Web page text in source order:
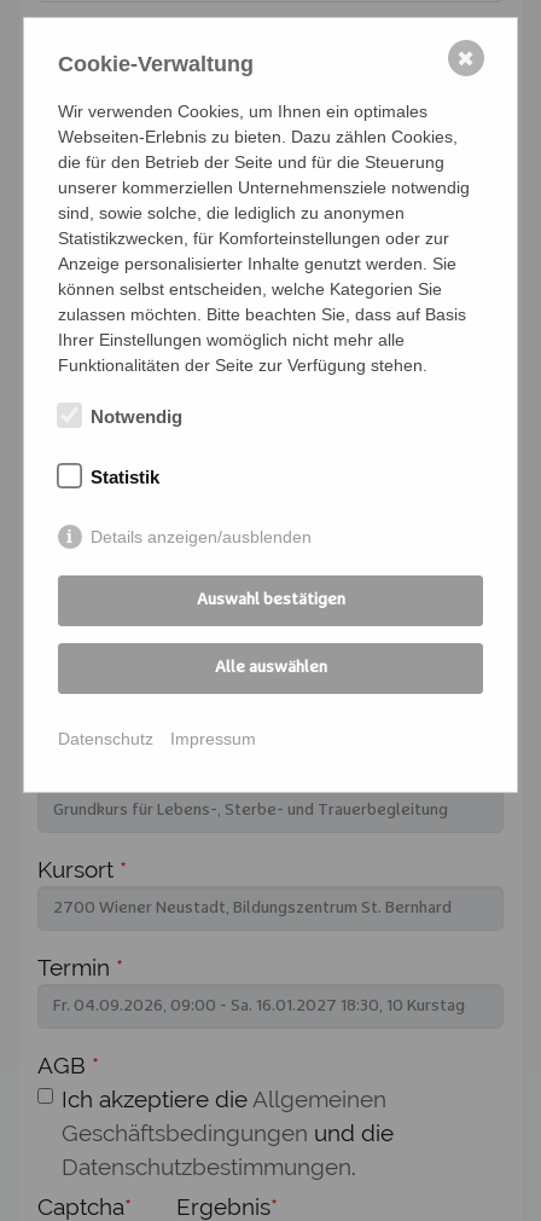
Zusätzlich melde ich weitere Personen für
diese Veranstaltung an:
Anzahl Personen
Namen der Personen (Vor- und Nachname)
Ich verpflichte mich, die Zahlung und
Personen zu übernehmen
Ich melde mich für folgende
Veranstaltung an:
Kursort *
Termin *
AGB *
Ich akzeptiere die Allgemeinen
Geschäftsbedingungen und die
Datenschutzbestimmungen.
Captcha* Ergebnis*
Cookie-Verwaltung
Wir verwenden Cookies, um Ihnen ein optimales
Webseiten-Erlebnis zu bieten. Dazu zählen Cookies,
die für den Betrieb der Seite und für die Steuerung
unserer kommerziellen Unternehmensziele notwendig
sind, sowie solche, die lediglich zu anonymen
Statistikzwecken, für Komforteinstellungen oder zur
Anzeige personalisierter Inhalte genutzt werden. Sie
können selbst entscheiden, welche Kategorien Sie
zulassen möchten. Bitte beachten Sie, dass auf Basis
Ihrer Einstellungen womöglich nicht mehr alle
Funktionalitäten der Seite zur Verfügung stehen.
Notwendig
Statistik
Details anzeigen/ausblenden
Auswahl bestätigen
Alle auswählen
Datenschutz Impressum
✖